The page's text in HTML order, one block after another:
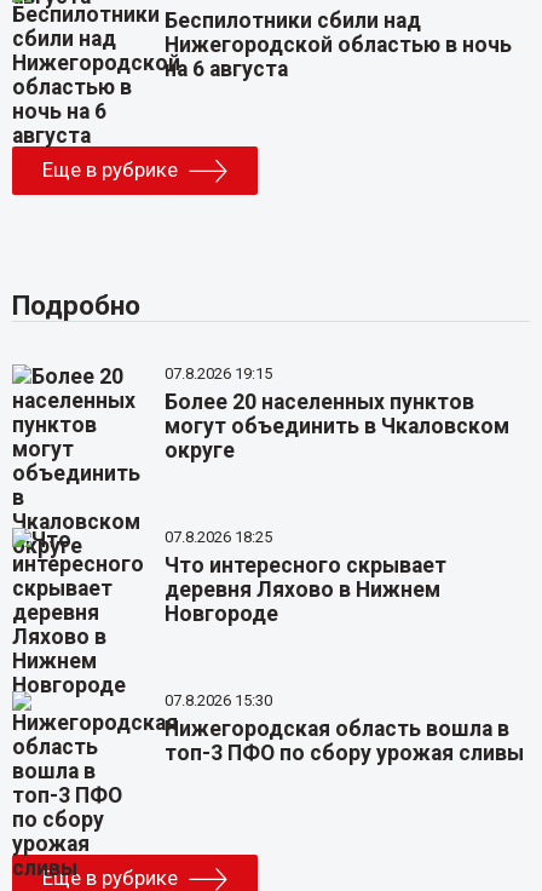
Беспилотники сбили над
Нижегородской областью в ночь
на 6 августа
Еще в рубрике
Подробно
07.8.2026 19:15
Более 20 населенных пунктов
могут объединить в Чкаловском
округе
07.8.2026 18:25
Что интересного скрывает
деревня Ляхово в Нижнем
Новгороде
07.8.2026 15:30
Нижегородская область вошла в
топ-3 ПФО по сбору урожая сливы
Еще в рубрике